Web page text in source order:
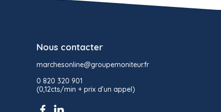
Nous contacter
marchesonline@groupemoniteur.fr
0 820 320 901
(0,12cts/min + prix d’un appel)